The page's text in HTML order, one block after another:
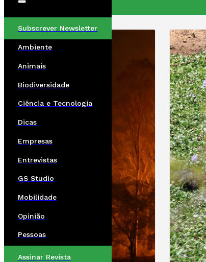
Subscrever Newsletter
Ambiente
Animais
Biodiversidade
Ciência e Tecnologia
Dicas
Empresas
Entrevistas
GS Studio
Mobilidade
Opinião
Pessoas
Assinar Revista